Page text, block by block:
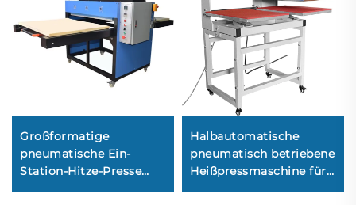
Großformatige
pneumatische Ein-
Station-Hitze-Presse
zum Transferdruck,
Halbautomatische
pneumatisch betriebene
Heißpressmaschine für
T-Shirts, 38 × 38 cm, 40